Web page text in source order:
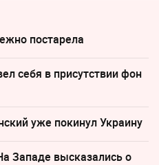
постарела
cебя в присутствии фон
уже покинул Украину
Западе высказались о